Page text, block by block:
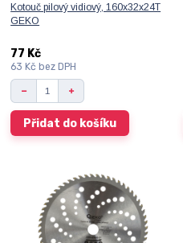
Kotouč pilový vidiový, 160x32x24T
GEKO
77 Kč
63 Kč bez DPH
Přidat do košíku